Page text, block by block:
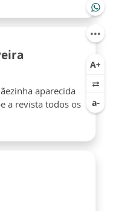
aparecida
a revista todos os